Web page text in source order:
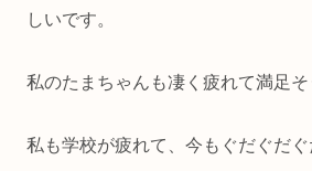
しいです。
私のたまちゃんも凄く疲れて満足そ
私も学校が疲れて、今もぐだぐだぐ